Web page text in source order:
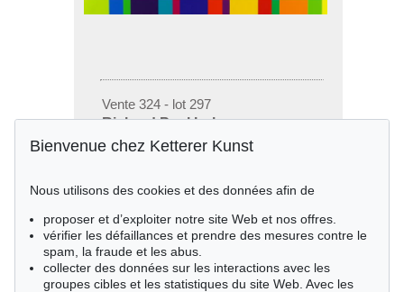
Vente 324 - lot 297
Richard Paul Lohse
15 systematische Farbreihen mit 5 gleichen
Bienvenue chez Ketterer Kunst
Nous utilisons des cookies et des données afin de
proposer et d’exploiter notre site Web et nos offres.
vérifier les défaillances et prendre des mesures contre le
spam, la fraude et les abus.
collecter des données sur les interactions avec les
groupes cibles et les statistiques du site Web. Avec les